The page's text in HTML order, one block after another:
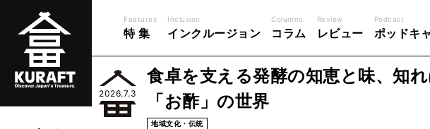
Features
特 集
Inclusion
インクルージョン
Columns
コラム
Review
レビュー
Podcast
ポッドキ
2026.7.3
食卓を支える発酵の知恵と味、知
「お酢」の世界
地域文化・伝統